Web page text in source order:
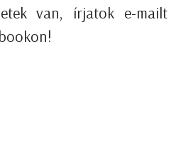
van, írjatok e-mailt